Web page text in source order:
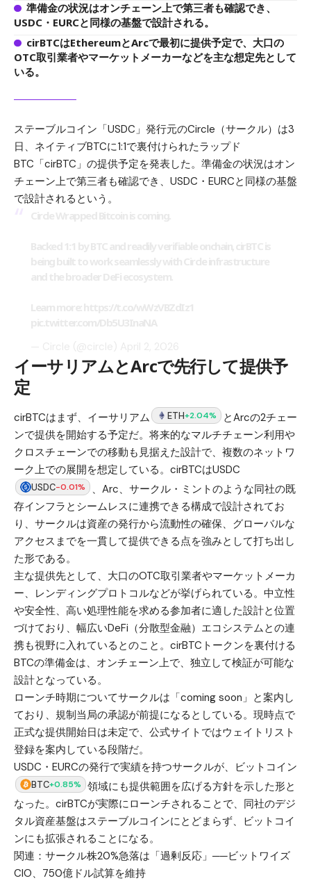
準備金の状況はオンチェーン上で第三者も確認でき、
USDC・EURCと同様の基盤で設計される。
cirBTCはEthereumとArcで最初に提供予定で、大口の
OTC取引業者やマーケットメーカーなどを主な想定先として
いる。
ステーブルコイン「USDC」発行元のCircle（サークル）は3
日、ネイティブBTCに1:1で裏付けられたラップド
BTC「cirBTC」の提供予定を発表した。準備金の状況はオン
チェーン上で第三者も確認でき、USDC・EURCと同様の基盤
で設計されるという。
イーサリアムとArcで先行して提供予
定
cirBTCはまず、イーサリアム ETH+2.04%
とArcの2チェー
ンで提供を開始する予定だ。将来的なマルチチェーン利用や
クロスチェーンでの移動も見据えた設計で、複数のネットワ
ーク上での展開を想定している。cirBTCはUSDC
USDC-0.01%
、Arc、サークル・ミントのような同社の既
存インフラとシームレスに連携できる構成で設計されてお
り、サークルは資産の発行から流動性の確保、グローバルな
アクセスまでを一貫して提供できる点を強みとして打ち出し
た形である。
主な提供先として、大口のOTC取引業者やマーケットメーカ
ー、レンディングプロトコルなどが挙げられている。中立性
や安全性、高い処理性能を求める参加者に適した設計と位置
づけており、幅広いDeFi（分散型金融）エコシステムとの連
携も視野に入れているとのこと。cirBTCトークンを裏付ける
BTCの準備金は、オンチェーン上で、独立して検証が可能な
設計となっている。
ローンチ時期についてサークルは「coming soon」と案内し
ており、規制当局の承認が前提になるとしている。現時点で
正式な提供開始日は未定で、公式サイトではウェイトリスト
登録を案内している段階だ。
USDC・EURCの発行で実績を持つサークルが、ビットコイン
BTC+0.85%
領域にも提供範囲を広げる方針を示した形と
なった。cirBTCが実際にローンチされることで、同社のデジ
タル資産基盤はステーブルコインにとどまらず、ビットコイ
ンにも拡張されることになる。
関連： サークル株20%急落は「過剰反応」──ビットワイズ
CIO、750億ドル試算を維持